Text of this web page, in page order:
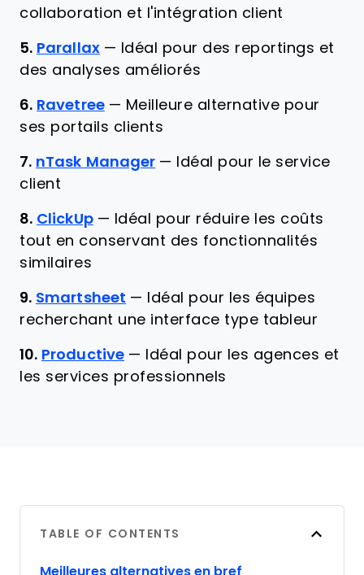
collaboration et l'intégration client
5. Parallax — Idéal pour des reportings et
des analyses améliorés
6. Ravetree — Meilleure alternative pour
ses portails clients
7. nTask Manager —
Idéal pour le service
client
8. ClickUp — Idéal pour réduire les coûts
tout en conservant des fonctionnalités
similaires
9. Smartsheet —
Idéal pour les équipes
recherchant une interface type tableur
10. Productive —
Idéal pour les agences et
les services professionnels
TABLE OF CONTENTS
Meilleures alternatives en bref